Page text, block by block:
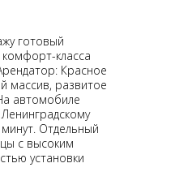
готовый
класса
Красное
массив, развитое
автомобиле
Отдельный
с высоким
установки